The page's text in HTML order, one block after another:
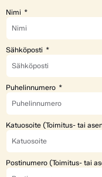
Nimi
Sähköposti
Puhelinnumero
Katuosoite (Toimitus- tai
Postinumero (Toimitus- tai